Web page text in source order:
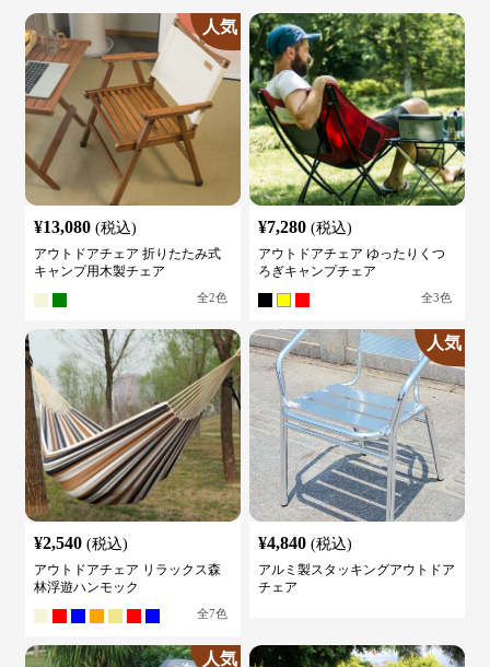
人気
¥13,080 (税込)
アウトドアチェア 折りたたみ式
キャンプ用木製チェア
全2色
¥7,280 (税込)
アウトドアチェア ゆったりくつ
ろぎキャンプチェア
全3色
¥2,540 (税込)
アウトドアチェア リラックス森
林浮遊ハンモック
全7色
人気
¥4,840 (税込)
アルミ製スタッキングアウトドア
チェア
人気